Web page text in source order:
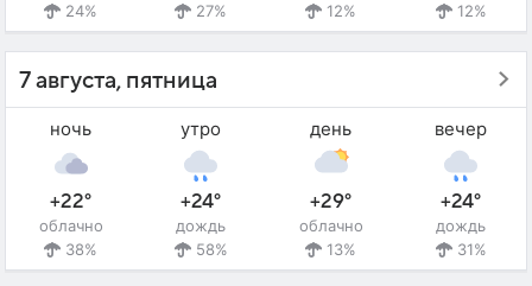
24%
27%
12%
12%
7 августа, пятница
ночь
+22°
облачно
38%
утро
+24°
дождь
58%
день
+29°
облачно
13%
вечер
+24°
дождь
31%